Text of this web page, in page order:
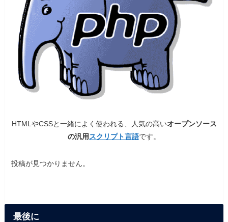
HTMLやCSSと一緒によく使われる、人気の高いオープンソース
の汎用 スクリプト言語です。
投稿が見つかりません。
最後に